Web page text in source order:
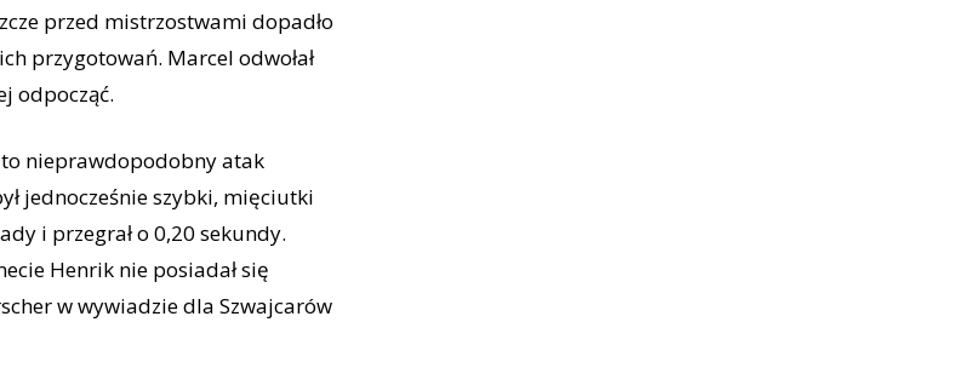
przed mistrzostwami dopadło
przygotowań. Marcel odwołał
odpocząć.
to nieprawdopodobny atak
jednocześnie szybki, mięciutki
i przegrał o 0,20 sekundy.
Henrik nie posiadał się
w wywiadzie dla Szwajcarów